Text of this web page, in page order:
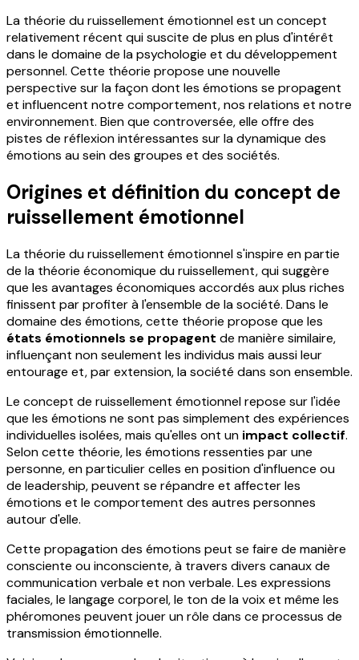
La théorie du ruissellement émotionnel est un concept
relativement récent qui suscite de plus en plus d'intérêt
dans le domaine de la psychologie et du développement
personnel. Cette théorie propose une nouvelle
perspective sur la façon dont les émotions se propagent
et influencent notre comportement, nos relations et notre
environnement. Bien que controversée, elle offre des
pistes de réflexion intéressantes sur la dynamique des
émotions au sein des groupes et des sociétés.
Origines et définition du concept de
ruissellement émotionnel
La théorie du ruissellement émotionnel s'inspire en partie
de la théorie économique du ruissellement, qui suggère
que les avantages économiques accordés aux plus riches
finissent par profiter à l'ensemble de la société. Dans le
domaine des émotions, cette théorie propose que les
états émotionnels se propagent de manière similaire,
influençant non seulement les individus mais aussi leur
entourage et, par extension, la société dans son ensemble.
Le concept de ruissellement émotionnel repose sur l'idée
que les émotions ne sont pas simplement des expériences
individuelles isolées, mais qu'elles ont un impact collectif.
Selon cette théorie, les émotions ressenties par une
personne, en particulier celles en position d'influence ou
de leadership, peuvent se répandre et affecter les
émotions et le comportement des autres personnes
autour d'elle.
Cette propagation des émotions peut se faire de manière
consciente ou inconsciente, à travers divers canaux de
communication verbale et non verbale. Les expressions
faciales, le langage corporel, le ton de la voix et même les
phéromones peuvent jouer un rôle dans ce processus de
transmission émotionnelle.